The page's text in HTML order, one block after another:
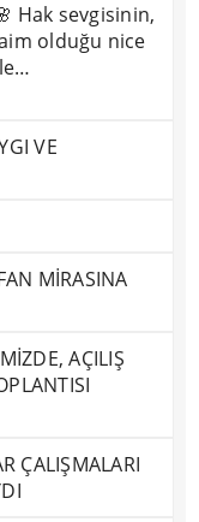
Hak sevgisinin,
olduğu nice
VE
MİRASINA
AÇILIŞ
ÇALIŞMALARI